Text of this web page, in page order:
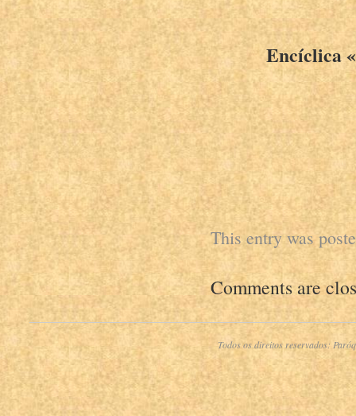
Encíclica
This entry was
Comments are
Todos os direitos reservados: